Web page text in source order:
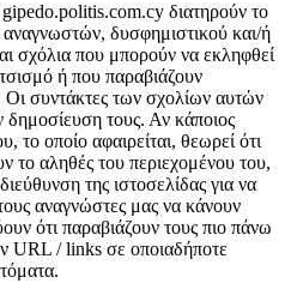
gipedo.politis.com.cy διατηρούν το
δυσφημιστικού και/ή
σχόλια που μπορούν να εκληφθεί
ή που παραβιάζουν
συντάκτες των σχολίων αυτών
δημοσίευση τους. Αν κάποιος
το οποίο αφαιρείται, θεωρεί ότι
το αληθές του περιεχομένου του,
της ιστοσελίδας για να
αναγνώστες μας να κάνουν
ότι παραβιάζουν τους πιο πάνω
URL / links σε οποιαδήποτε